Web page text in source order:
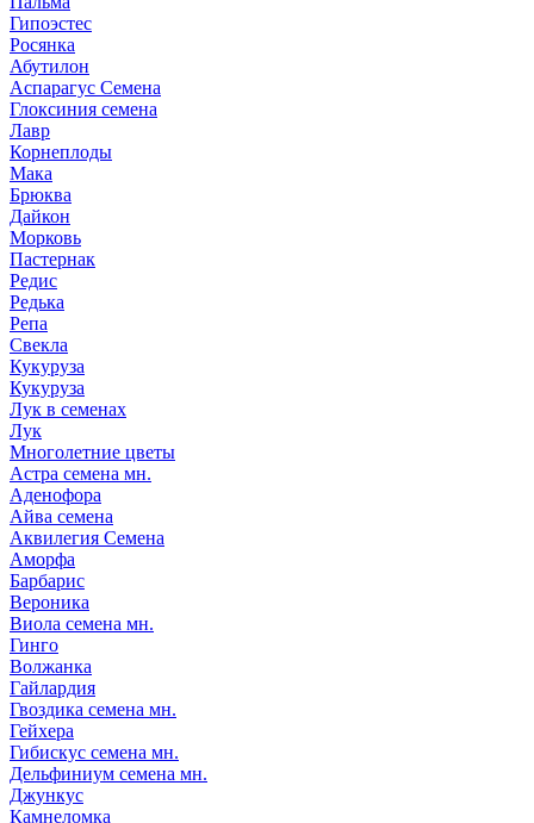
Гипоэстес
Росянка
Абутилон
Аспарагус Семена
Глоксиния семена
Лавр
Корнеплоды
Мака
Брюква
Дайкон
Морковь
Пастернак
Редис
Редька
Репа
Свекла
Кукуруза
Кукуруза
Лук в семенах
Лук
Многолетние цветы
Астра семена мн.
Аденофора
Айва семена
Аквилегия Семена
Аморфа
Барбарис
Вероника
Виола семена мн.
Гинго
Волжанка
Гайлардия
Гвоздика семена мн.
Гейхера
Гибискус семена мн.
Дельфиниум семена мн.
Джункус
Камнеломка